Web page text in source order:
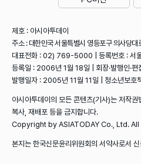
제호 : 아시아투데이
주소 : 대한민국 서울특별시 영등포구 의사당
대표전화 : 02) 769-5000 | 등록번호 : 서
등록일 : 2006년 1월 18일 | 회장·발행인·편
발행일자 : 2005년 11월 11일 | 청소년보호
아시아투데이의 모든 콘텐츠(기사)는 저작권
복사, 재배포 등을 금지합니다.
Copyright by ASIATODAY Co., Ltd.
본지는 한국신문윤리위원회의 서약사로서